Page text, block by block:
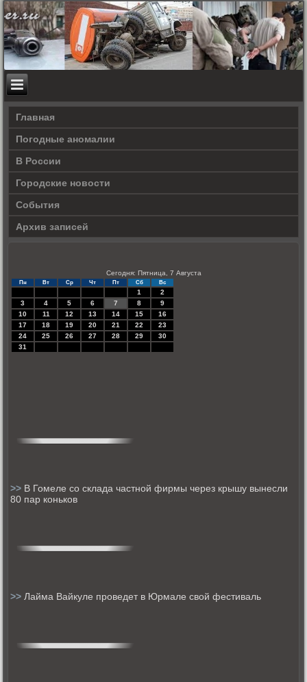
Главная
Погодные аномалии
В России
Городские новости
События
Архив записей
Сегодня: Пятница, 7 Августа
Пн Вт Ср Чт Пт Сб Вс
1
2
3
4 5 6 7 8
9
10
11 12 13 14 15
16
17
18 19 20 21 22
23
24
25 26 27 28 29
30
31
>> В Гомеле со склада частной фирмы через крышу вынесли
80 пар коньков
>> Лайма Вайкуле проведет в Юрмале свой фестиваль